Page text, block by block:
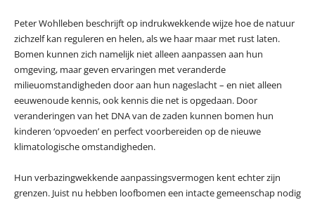
Peter Wohlleben beschrijft op indrukwekkende wijze hoe de natuur
zichzelf kan reguleren en helen, als we haar maar met rust laten.
Bomen kunnen zich namelijk niet alleen aanpassen aan hun
omgeving, maar geven ervaringen met veranderde
milieuomstandigheden door aan hun nageslacht – en niet alleen
eeuwenoude kennis, ook kennis die net is opgedaan. Door
veranderingen van het DNA van de zaden kunnen bomen hun
kinderen ‘opvoeden’ en perfect voorbereiden op de nieuwe
klimatologische omstandigheden.
Hun verbazingwekkende aanpassingsvermogen kent echter zijn
grenzen. Juist nu hebben loofbomen een intacte gemeenschap nodig